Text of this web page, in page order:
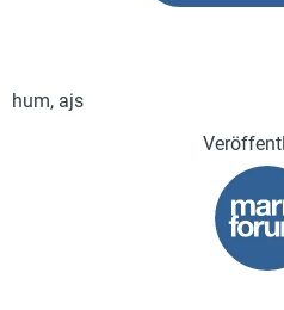
hum, ajs